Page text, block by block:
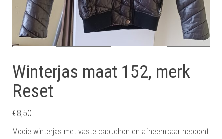
Winterjas maat 152, merk
Reset
€8,50
Mooie winterjas met vaste capuchon en afneembaar nepbont